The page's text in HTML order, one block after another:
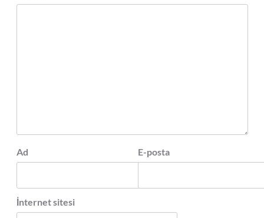
Ad E-posta
İnternet sitesi